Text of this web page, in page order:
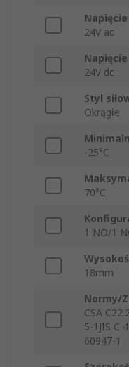
24V ac
24V dc
Styl
Okrągłe
-25°C
70°C
1 NO/1
18mm
Normy/
CSA
5-1JIS C
60947-1